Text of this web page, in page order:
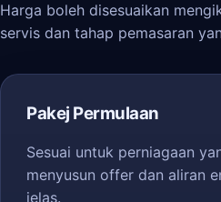
Harga boleh disesuaikan
servis dan tahap pemasaran
Pakej Permulaan
Sesuai untuk perniagaan
menyusun offer dan aliran
jelas.